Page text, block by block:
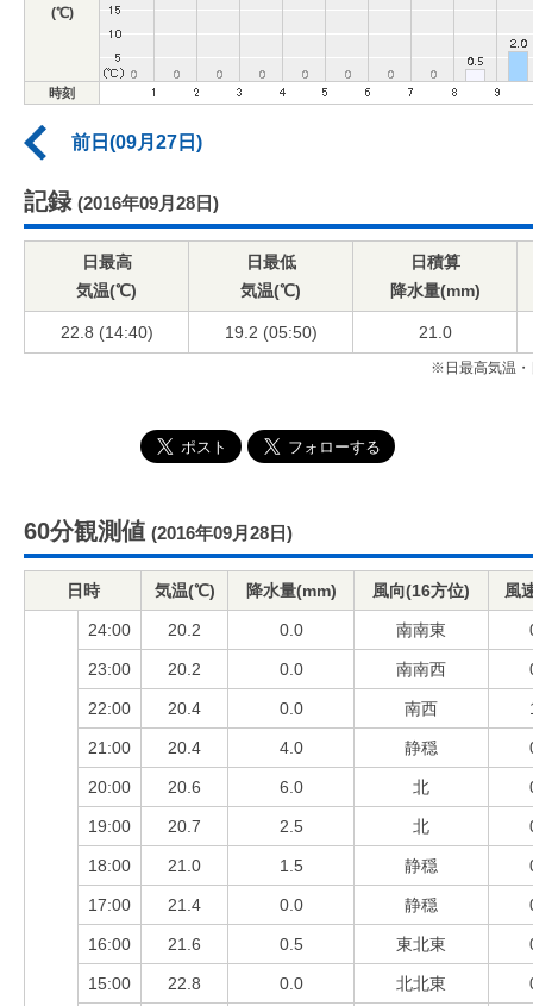
(℃)
時刻
前日(09月27日)
記録 (2016年09月28日)
日最高
気温(℃)
日最低
気温(℃)
日積算
降水量(mm)
22.8 (14:40) 19.2 (05:50) 21.0
※日最高気温・
60分観測値 (2016年09月28日)
日時 気温(℃) 降水量(mm) 風向(16方位) 風
24:00 20.2 0.0 南南東
23:00 20.2 0.0 南南西
22:00 20.4 0.0 南西
21:00 20.4 4.0 静穏
20:00 20.6 6.0 北
19:00 20.7 2.5 北
18:00 21.0 1.5 静穏
17:00 21.4 0.0 静穏
16:00 21.6 0.5 東北東
15:00 22.8 0.0 北北東